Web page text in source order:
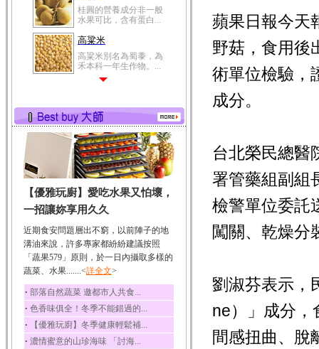
桂圓的營養成分非一般
水果可比，含有蛋白...
高粱米
高粱米別名為蜀黍，為
禾本科一年生作物。...
有蛋白質、脂肪、磷...
鮪魚
鮪魚肚肉中的不飽和脂
肪酸內富含EPA和DH...
韭菜
韭菜所含的膳食纖維能
幫助消化與通便；揮...
冬瓜
冬瓜營養價值高，鈉含
量極低是水腫病人的...
豆豉
豆豉裡頭含有營養的蛋
白質、脂肪、鈣、磷...
榛果
榛果裡所含的營養素有
蛋白質、脂肪、醣類...
【優雅玩廚】愛吃水果又怕壞，
一招讓妳享用久久
近期食安問題層出不窮，以前陣子的地
溝油來說，許多專家都紛紛建議按照
「蔬果579」原則，於一日內攝取多樣的
蔬菜、水果.......<詳全文>
‧ 部落自然蔬菜 邀都市人共食...
‧ 色香味俱全！冬季不能錯過的...
‧ 【優雅玩廚】冬季健康輕鬆補...
‧ 濃情蜜意的山珍海味 「討海...
蘋果日報今天
野菇，食用後
術單位檢驗，
成分。
台北榮民總醫
署管藥組副組
檢警單位委託
闖關、乾燥分
劉淑芬表示，
ne）」成分，
間感扭曲、脫